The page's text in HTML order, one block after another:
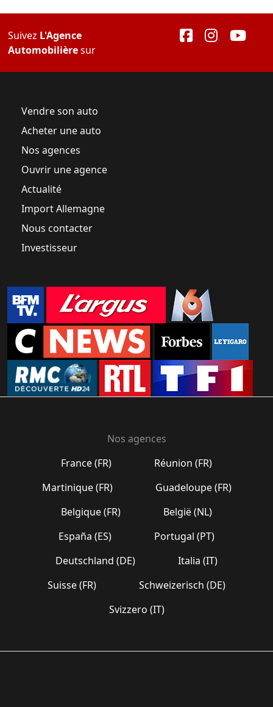
Suivez L'Agence
Automobilièresur
Vendre son auto
Acheter une auto
Nos agences
Ouvrir une agence
Actualité
Import Allemagne
Nous contacter
Investisseur
Nos agences
France (FR)
Réunion (FR)
Martinique (FR)
Guadeloupe (FR)
Belgique (FR)
België (NL)
España (ES)
Portugal (PT)
Deutschland (DE)
Italia (IT)
Suisse (FR)
Schweizerisch (DE)
Svizzero (IT)